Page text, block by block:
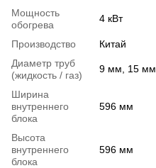
Мощность
обогрева
4 кВт
Производство
Китай
Диаметр труб
(жидкость / газ)
9 мм, 15 мм
Ширина
внутреннего
блока
596 мм
Высота
внутреннего
блока
596 мм